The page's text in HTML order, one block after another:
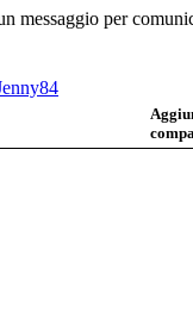
messaggio per